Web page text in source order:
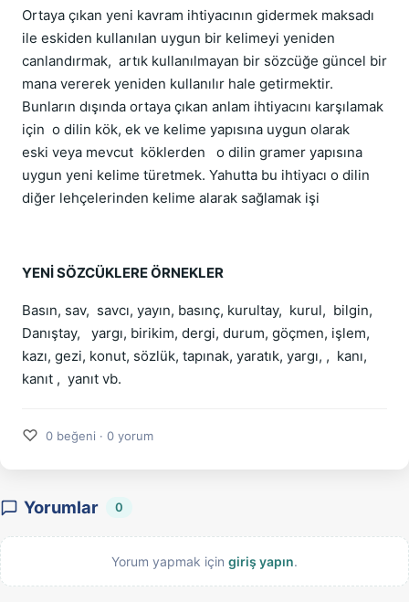
Ortaya çıkan yeni kavram ihtiyacının gidermek maksadı
ile eskiden kullanılan uygun bir kelimeyi yeniden
canlandırmak, artık kullanılmayan bir sözcüğe güncel bir
mana vererek yeniden kullanılır hale getirmektir.
Bunların dışında ortaya çıkan anlam ihtiyacını karşılamak
için o dilin kök, ek ve kelime yapısına uygun olarak
eski veya mevcut köklerden o dilin gramer yapısına
uygun yeni kelime türetmek. Yahutta bu ihtiyacı o dilin
diğer lehçelerinden kelime alarak sağlamak işi
YENİ SÖZCÜKLERE ÖRNEKLER
Basın, sav, savcı, yayın, basınç, kurultay, kurul, bilgin,
Danıştay, yargı, birikim, dergi, durum, göçmen, işlem,
kazı, gezi, konut, sözlük, tapınak, yaratık, yargı, , kanı,
kanıt , yanıt vb.
♡ 0 beğeni · 0 yorum
Yorumlar 0
Yorum yapmak için giriş yapın.